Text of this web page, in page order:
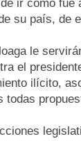
ir como fue
su país, de
le
el
ilícito,
todas